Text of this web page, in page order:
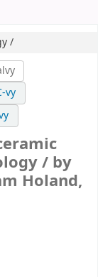
/
vy
/ by
Holand,